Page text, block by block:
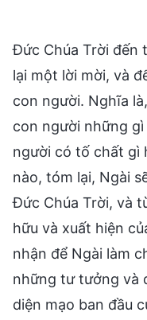
Đức Chúa Trời đến
lại một lời mời, và
con người. Nghĩa
con người những
người có tố chất gì
nào, tóm lại, Ngài
Đức Chúa Trời, và
hữu và xuất hiện
nhận để Ngài làm
những tư tưởng và
diện mạo ban đầu